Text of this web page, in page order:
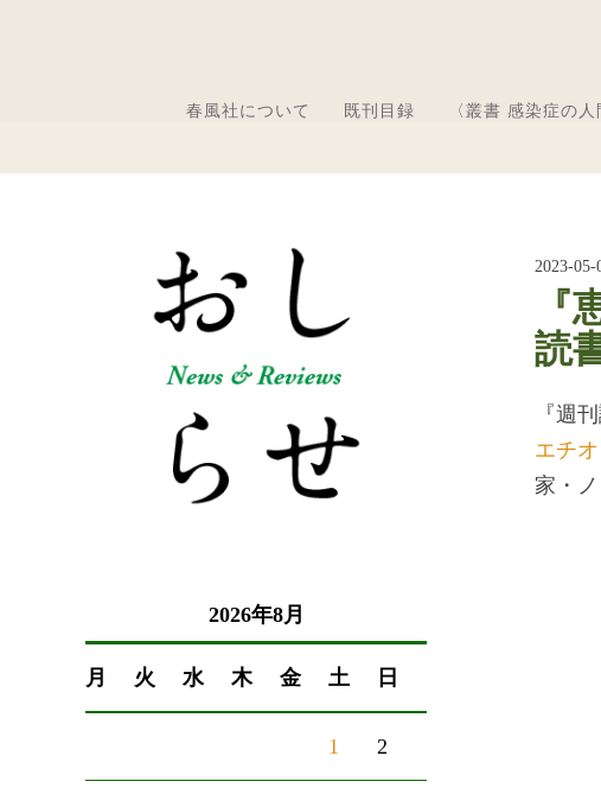
春風社について 既刊目録 〈叢書 感染症の人
2023-05-
読
『週
エチ
家・
2026年8月
月 火 水 木 金 土 日
1 2